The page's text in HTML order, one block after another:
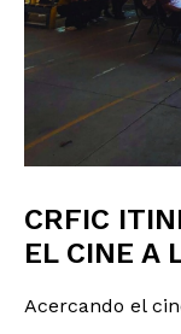
CRFIC
EL CINE A
Acercando el